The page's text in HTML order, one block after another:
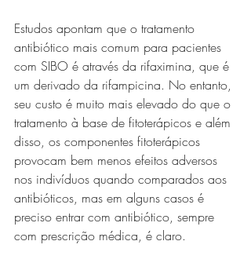
Estudos apontam que o tratamento
antibiótico mais comum para pacientes
com SIBO é através da rifaximina, que é
um derivado da rifampicina. No entanto,
seu custo é muito mais elevado do que o
tratamento à base de fitoterápicos e além
disso, os componentes fitoterápicos
provocam bem menos efeitos adversos
nos indivíduos quando comparados aos
antibióticos, mas em alguns casos é
preciso entrar com antibiótico, sempre
com prescrição médica, é claro.